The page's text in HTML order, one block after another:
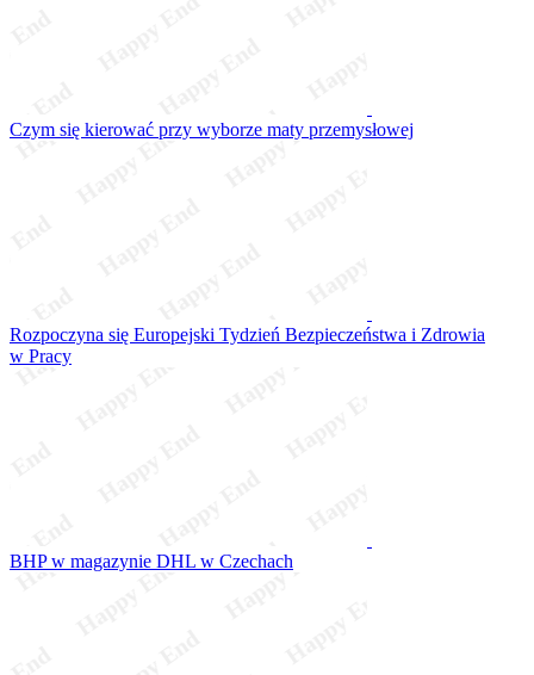
Czym się kierować przy wyborze maty przemysłowej
Rozpoczyna się Europejski Tydzień Bezpieczeństwa i Zdrowia
w Pracy
BHP w magazynie DHL w Czechach